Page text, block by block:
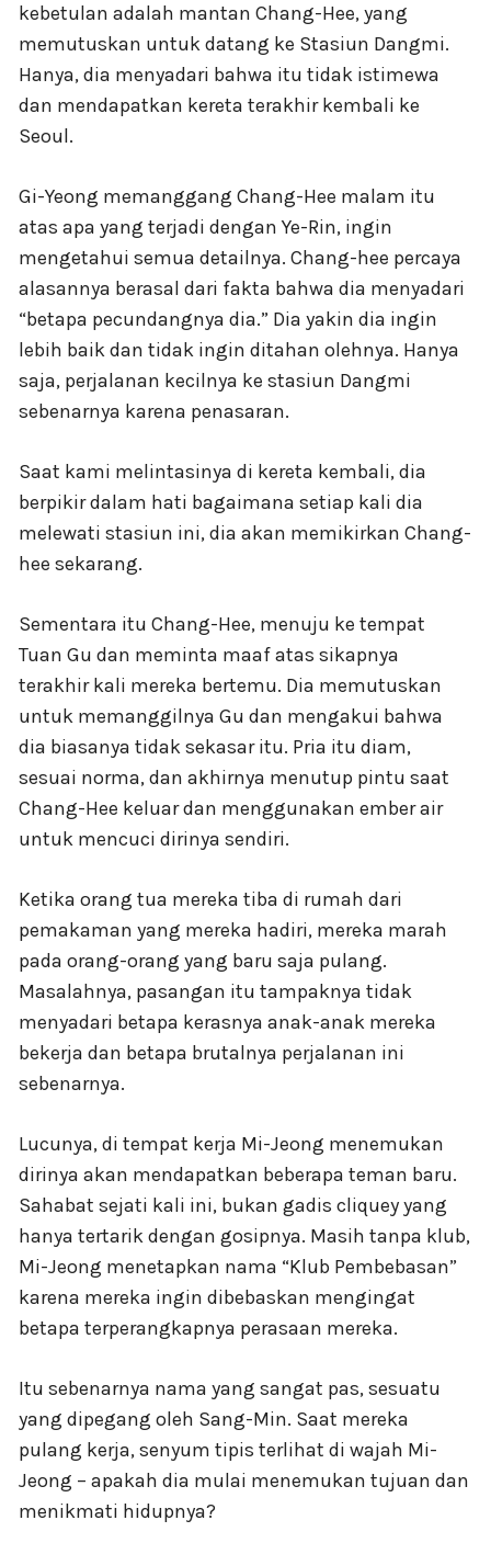
kebetulan adalah mantan Chang-Hee, yang
memutuskan untuk datang ke Stasiun Dangmi.
Hanya, dia menyadari bahwa itu tidak istimewa
dan mendapatkan kereta terakhir kembali ke
Seoul.
Gi-Yeong memanggang Chang-Hee malam itu
atas apa yang terjadi dengan Ye-Rin, ingin
mengetahui semua detailnya. Chang-hee percaya
alasannya berasal dari fakta bahwa dia menyadari
“betapa pecundangnya dia.” Dia yakin dia ingin
lebih baik dan tidak ingin ditahan olehnya. Hanya
saja, perjalanan kecilnya ke stasiun Dangmi
sebenarnya karena penasaran.
Saat kami melintasinya di kereta kembali, dia
berpikir dalam hati bagaimana setiap kali dia
melewati stasiun ini, dia akan memikirkan Chang-
hee sekarang.
Sementara itu Chang-Hee, menuju ke tempat
Tuan Gu dan meminta maaf atas sikapnya
terakhir kali mereka bertemu. Dia memutuskan
untuk memanggilnya Gu dan mengakui bahwa
dia biasanya tidak sekasar itu. Pria itu diam,
sesuai norma, dan akhirnya menutup pintu saat
Chang-Hee keluar dan menggunakan ember air
untuk mencuci dirinya sendiri.
Ketika orang tua mereka tiba di rumah dari
pemakaman yang mereka hadiri, mereka marah
pada orang-orang yang baru saja pulang.
Masalahnya, pasangan itu tampaknya tidak
menyadari betapa kerasnya anak-anak mereka
bekerja dan betapa brutalnya perjalanan ini
sebenarnya.
Lucunya, di tempat kerja Mi-Jeong menemukan
dirinya akan mendapatkan beberapa teman baru.
Sahabat sejati kali ini, bukan gadis cliquey yang
hanya tertarik dengan gosipnya. Masih tanpa klub,
Mi-Jeong menetapkan nama “Klub Pembebasan”
karena mereka ingin dibebaskan mengingat
betapa terperangkapnya perasaan mereka.
Itu sebenarnya nama yang sangat pas, sesuatu
yang dipegang oleh Sang-Min. Saat mereka
pulang kerja, senyum tipis terlihat di wajah Mi-
Jeong – apakah dia mulai menemukan tujuan dan
menikmati hidupnya?